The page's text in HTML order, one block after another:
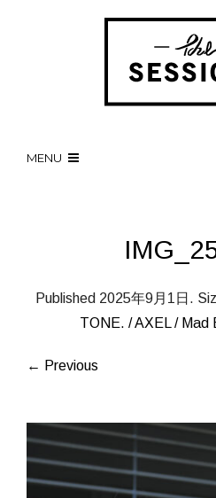
MENU
Published 2025年9月1日 .
TONE. / AXEL / Mad
← Previous